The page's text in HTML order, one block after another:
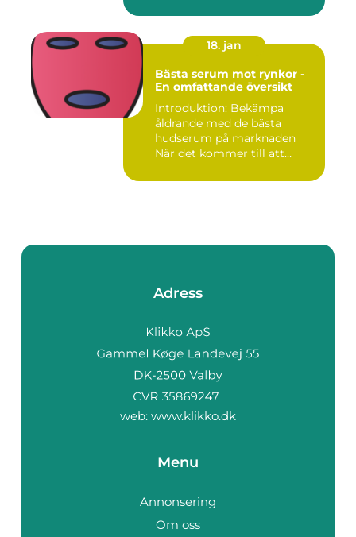
18. jan
Bästa serum mot rynkor -
En omfattande översikt
Introduktion: Bekämpa
åldrande med de bästa
hudserum på marknaden
När det kommer till att
Adress
web: www.klikko.dk
Menu
Annonsering
Om oss